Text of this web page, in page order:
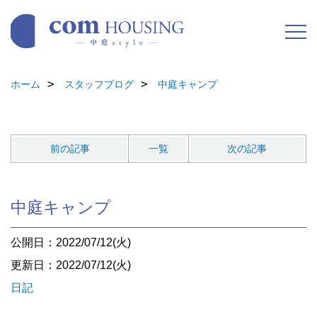
ホーム スタッフブログ 中庭キャンプ
前の記事 一覧 次の記事
中庭キャンプ
公開日：2022/07/12(火)
更新日：2022/07/12(火)
日記